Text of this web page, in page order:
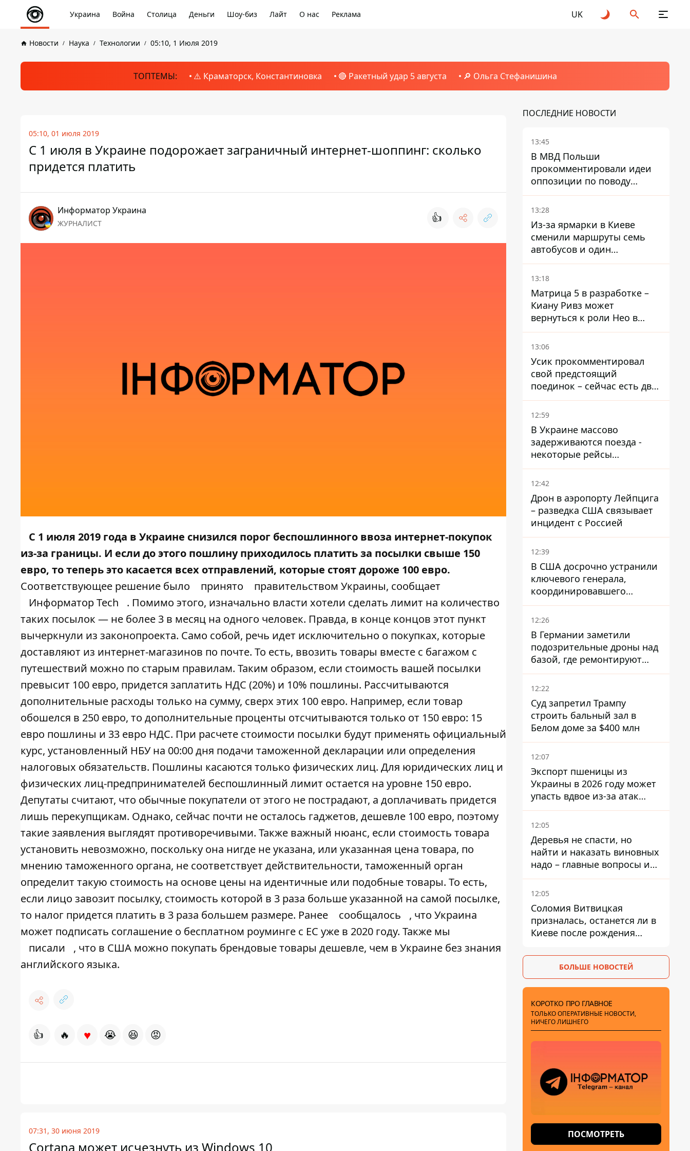
Украина Война Столица Деньги Шоу-биз Лайт О нас Реклама UK
Новости Наука Технологии 05:10, 1 Июля 2019
ТОПТЕМЫ: ⚠️ Краматорск, Константиновка 🔴 Ракетный удар 5 августа 🔎 Ольга Стефанишина
05:10, 01 июля 2019
С 1 июля в Украине подорожает заграничный интернет-шоппинг: сколько
придется платить
Информатор Украина
ЖУРНАЛИСТ 👍
С 1 июля 2019 года в Украине снизился порог беспошлинного ввоза интернет-покупок
из-за границы. И если до этого пошлину приходилось платить за посылки свыше 150
евро, то теперь это касается всех отправлений, которые стоят дороже 100 евро.
Соответствующее решение было
принято
правительством Украины, сообщает
Информатор Tech
. Помимо этого, изначально власти хотели сделать лимит на количество
таких посылок — не более 3 в месяц на одного человек. Правда, в конце концов этот пункт
вычеркнули из законопроекта. Само собой, речь идет исключительно о покупках, которые
доставляют из интернет-магазинов по почте. То есть, ввозить товары вместе с багажом с
путешествий можно по старым правилам. Таким образом, если стоимость вашей посылки
превысит 100 евро, придется заплатить НДС (20%) и 10% пошлины. Рассчитываются
дополнительные расходы только на сумму, сверх этих 100 евро. Например, если товар
обошелся в 250 евро, то дополнительные проценты отсчитываются только от 150 евро: 15
евро пошлины и 33 евро НДС. При расчете стоимости посылки будут применять официальный
курс, установленный НБУ на 00:00 дня подачи таможенной декларации или определения
налоговых обязательств. Пошлины касаются только физических лиц. Для юридических лиц и
физических лиц-предпринимателей беспошлинный лимит остается на уровне 150 евро.
Депутаты считают, что обычные покупатели от этого не пострадают, а доплачивать придется
лишь перекупщикам. Однако, сейчас почти не осталось гаджетов, дешевле 100 евро, поэтому
такие заявления выглядят противоречивыми. Также важный нюанс, если стоимость товара
установить невозможно, поскольку она нигде не указана, или указанная цена товара, по
мнению таможенного органа, не соответствует действительности, таможенный орган
определит такую ​​стоимость на основе цены на идентичные или подобные товары. То есть,
если лицо завозит посылку, стоимость которой в 3 раза больше указанной на самой посылке,
то налог придется платить в 3 раза большем размере. Ранее
сообщалось
, что Украина
может подписать соглашение о бесплатном роуминге с ЕС уже в 2020 году. Также мы
писали
, что в США можно покупать брендовые товары дешевле, чем в Украине без знания
английского языка.
👍 🔥 ♥ 😭 😆 😡
07:31, 30 июня 2019
Cortana может исчезнуть из Windows 10
ПОСЛЕДНИЕ НОВОСТИ
13:45
В МВД Польши
прокомментировали идеи
оппозиции по поводу
депортации украинских
мужчин - абсурд и популизм
13:28
Из-за ярмарки в Киеве
сменили маршруты семь
автобусов и один
троллейбус
13:18
Матрица 5 в разработке –
Киану Ривз может
вернуться к роли Нео в
пятой части
13:06
Усик прокомментировал
свой предстоящий
поединок – сейчас есть два
варианта
12:59
В Украине массово
задерживаются поезда -
некоторые рейсы
опаздывают более чем на
12 часов
12:42
Дрон в аэропорту Лейпцига
– разведка США связывает
инцидент с Россией
12:39
В США досрочно устранили
ключевого генерала,
координировавшего
поддержку Украины -
причину умалчивают
12:26
В Германии заметили
подозрительные дроны над
базой, где ремонтируют
Patriot - СМИ
12:22
Суд запретил Трампу
строить бальный зал в
Белом доме за $400 млн
12:07
Экспорт пшеницы из
Украины в 2026 году может
упасть вдвое из-за атак
россиян по портам
12:05
Деревья не спасти, но
найти и наказать виновных
надо – главные вопросы и
выводы из конфликта на
Теремках
12:05
Соломия Витвицкая
призналась, останется ли в
Киеве после рождения
БОЛЬШЕ НОВОСТЕЙ
КОРОТКО ПРО ГЛАВНОЕ
ТОЛЬКО ОПЕРАТИВНЫЕ НОВОСТИ,
НИЧЕГО ЛИШНЕГО
ПОСМОТРЕТЬ